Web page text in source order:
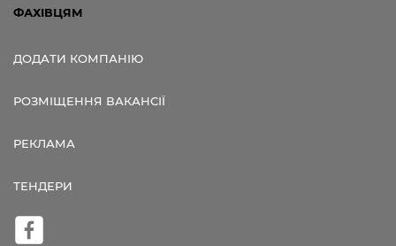
ФАХІВЦЯМ
ДОДАТИ КОМПАНІЮ
РОЗМІЩЕННЯ ВАКАНСІЇ
РЕКЛАМА
ТЕНДЕРИ